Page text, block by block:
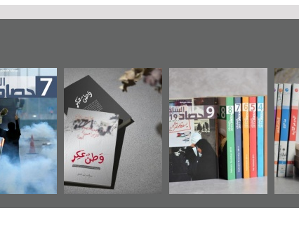
في سلسلة من 5
تصدر حصاد
الساحات 2019
«وطن عكر» رواية
جديدة لمعتقل
عسكري تصدر عن
«مرآة البحرين»
حصاد 2017